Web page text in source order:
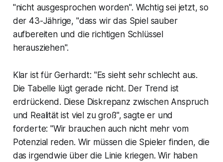
"nicht ausgesprochen worden". Wichtig sei jetzt, so
der 43-Jährige, "dass wir das Spiel sauber
aufbereiten und die richtigen Schlüssel
herausziehen".
Klar ist für Gerhardt: "Es sieht sehr schlecht aus.
Die Tabelle lügt gerade nicht. Der Trend ist
erdrückend. Diese Diskrepanz zwischen Anspruch
und Realität ist viel zu groß", sagte er und
forderte: "Wir brauchen auch nicht mehr vom
Potenzial reden. Wir müssen die Spieler finden, die
das irgendwie über die Linie kriegen. Wir haben